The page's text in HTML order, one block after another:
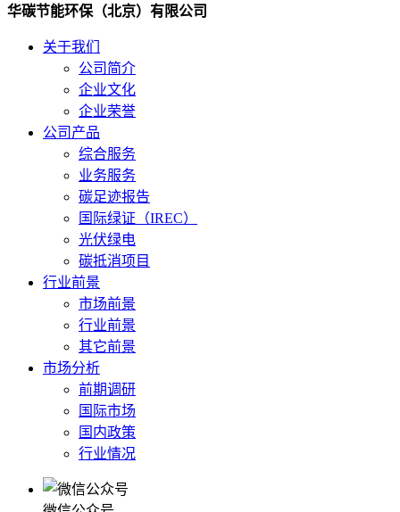
华碳节能环保（北京）有限公司
关于我们
公司简介
企业文化
企业荣誉
公司产品
综合服务
业务服务
碳足迹报告
国际绿证（IREC）
光伏绿电
碳抵消项目
行业前景
市场前景
行业前景
其它前景
市场分析
前期调研
国际市场
国内政策
行业情况